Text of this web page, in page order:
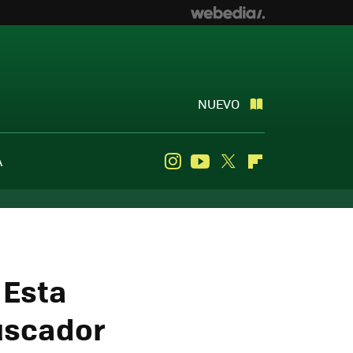
NUEVO
InstagramYoutube
Twitter